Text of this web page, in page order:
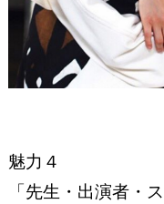
魅力４
「先生・出演者・